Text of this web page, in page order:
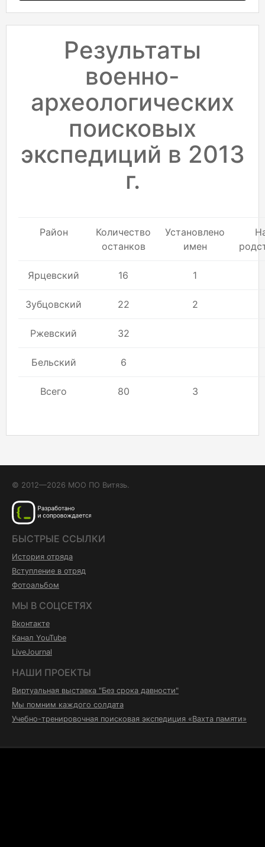
Результаты
военно-
археологических
поисковых
экспедиций в 2013
г.
Район
Количество
останков
Установлено
имен
Ярцевский 16 1
Зубцовский 22 2
Ржевский 32
Бельский 6
Всего 80 3
© 2012—2026 МОО ПО Витязь.
БЫСТРЫЕ ССЫЛКИ
История отряда
Вступление в отряд
Фотоальбом
МЫ В СОЦСЕТЯХ
Вконтакте
Канал YouTube
LiveJournal
НАШИ ПРОЕКТЫ
Виртуальная выставка "Без срока давности"
Мы помним каждого солдата
Учебно-тренировочная поисковая экспедиция «Вахта памяти»